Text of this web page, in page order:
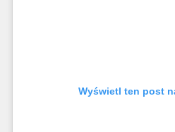
Wyświetl ten post